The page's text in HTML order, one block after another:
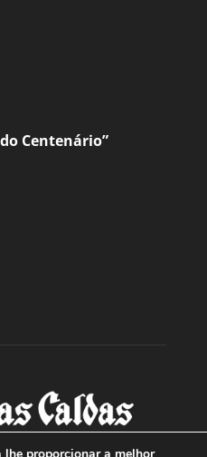
Centenário”